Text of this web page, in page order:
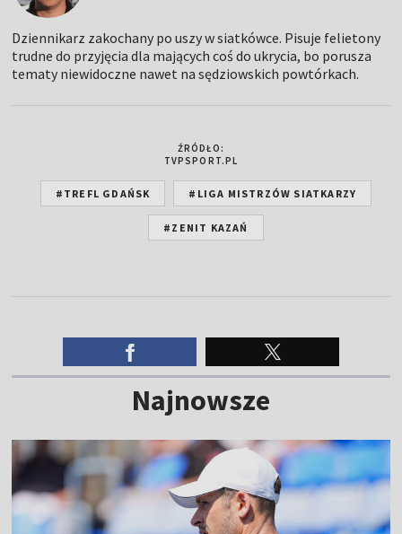
Dziennikarz zakochany po uszy w siatkówce. Pisuje felietony
trudne do przyjęcia dla mających coś do ukrycia, bo porusza
tematy niewidoczne nawet na sędziowskich powtórkach.
ŹRÓDŁO:
TVPSPORT.PL
#TREFL GDAŃSK #LIGA MISTRZÓW SIATKARZY
#ZENIT KAZAŃ
Najnowsze